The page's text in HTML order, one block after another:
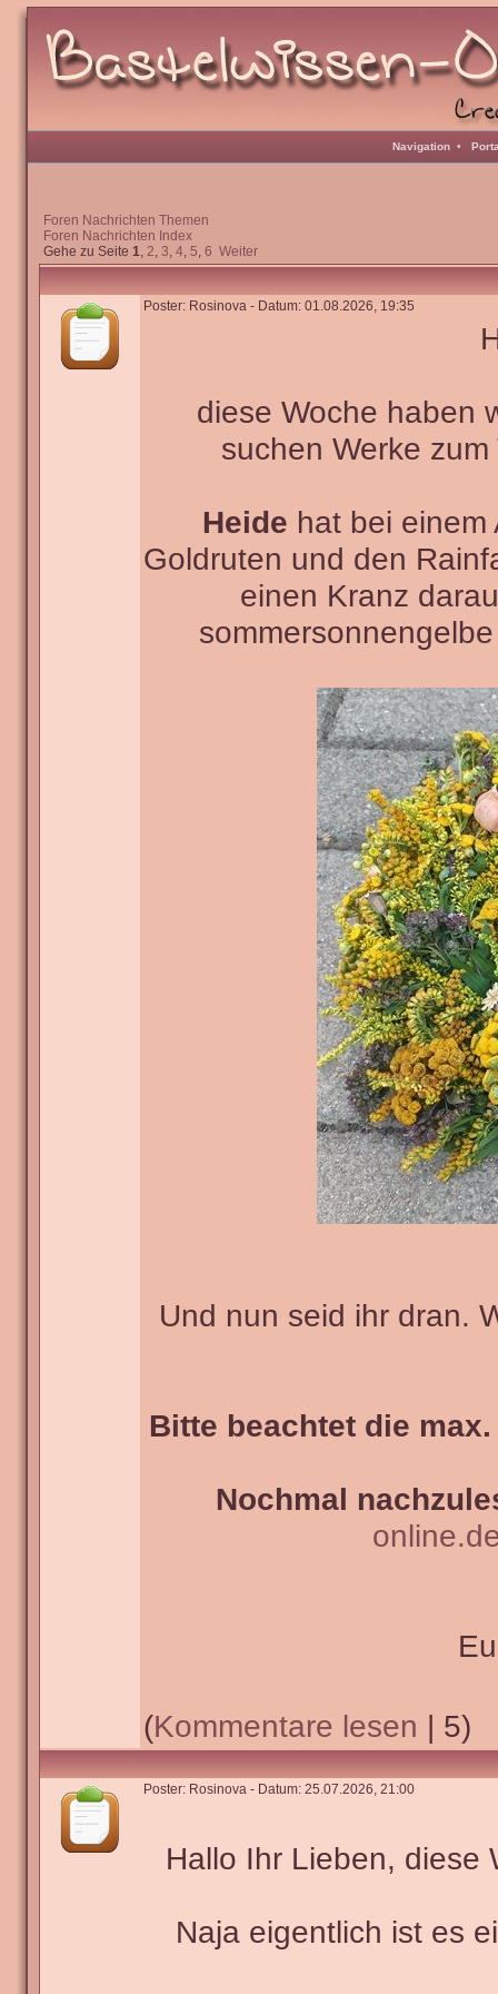
Navigation •
Foren Nachrichten Themen
Foren Nachrichten Index
Gehe zu Seite 1, 2, 3, 4, 5, 6 Weiter
Poster: Rosinova - Datum: 01.08.2026, 19:35
diese Woche haben
suchen Werke
Heide hat bei
Goldruten und den
einen Kranz
Und nun seid ihr dran.
Bitte beachtet die
Nochmal
(Kommentare lesen | 5)
Poster: Rosinova - Datum: 25.07.2026, 21:00
Hallo Ihr Lieben, diese
Naja eigentlich ist es